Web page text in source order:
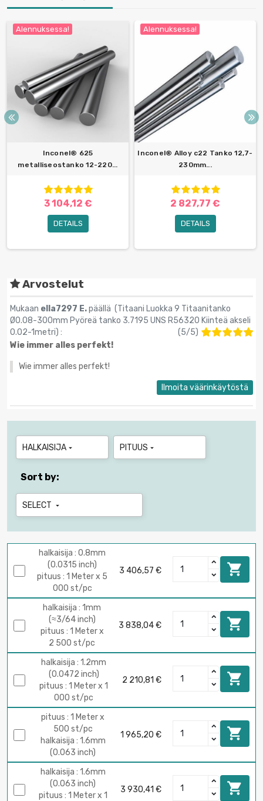
Alennuksessa!
Inconel® 625
metalliseostanko 12-220...
3 104,12 €
DETAILS
Alennuksessa!
Inconel® Alloy c22 Tanko 12,7-
230mm...
2 827,77 €
DETAILS
Arvostelut
Mukaan ella7297 E.päällä (Titaani Luokka 9 Titaanitanko
Ø0.08-300mm Pyöreä tanko 3.7195 UNS R56320 Kiinteä akseli
0.02-1metri) : (5/5)
Wie immer alles perfekt!
Wie immer alles perfekt!
Ilmoita väärinkäytöstä
HALKAISIJA  PITUUS 
Sort by:
SELECT 
halkaisija : 0.8mm
(0.0315 inch)
pituus : 1 Meter x 5
000 st/pc
3 406,57 € 
halkaisija : 1mm
(≈3/64 inch)
pituus : 1 Meter x
2 500 st/pc
3 838,04 € 
halkaisija : 1.2mm
(0.0472 inch)
pituus : 1 Meter x 1
000 st/pc
2 210,81 € 
pituus : 1 Meter x
500 st/pc
halkaisija : 1.6mm
(0.063 inch)
1 965,20 € 
halkaisija : 1.6mm
(0.063 inch)
pituus : 1 Meter x 1
3 930,41 € 